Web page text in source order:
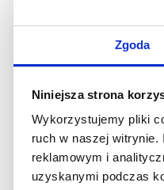
Zgoda
Niniejsza strona
Wykorzystujemy pliki
ruch w naszej witrynie.
reklamowym i
uzyskanymi podczas
Data
Piotr Jerzy
IZBA